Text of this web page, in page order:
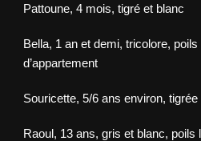
Pattoune, 4 mois, tigré et blanc
Bella, 1 an et demi, tricolore,
d’appartement
Souricette, 5/6 ans environ, tigrée
Raoul, 13 ans, gris et blanc, poils